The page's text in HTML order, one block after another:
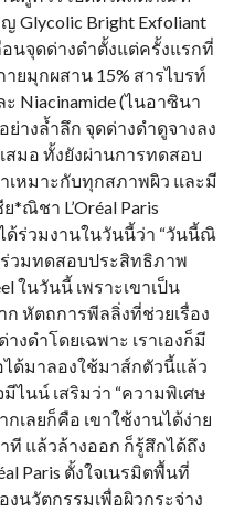
Glycolic Bright Exfoliant
นจุดด่างดำตั้งแต่ครั้งแรกที่
ยมุกผสาน 15% สารไบรท์
ะ Niacinamide (ไนอาซินา
างล้ำลึก จุดด่างดำดูจางลง
สมอ ทั้งยังผ่านการทดสอบ
เหมาะกับทุกสภาพผิว และมี
ณิชา L’Oréal Paris
ด้ร่วมงานในวันนี้ว่า “วันนี้ณิ
วมทดสอบประสิทธิภาพ
ในวันนี้ เพราะเขาเป็น
หัตถการพีลลิ่งที่ช่วยเรื่อง
งดำโดยเฉพาะ เราเองก็มี
ด้มาลองใช้มาส์กตัวนี้แล้ว
ไนน์ เสริมว่า “ความพิเศษ
ลยก็คือ เขาใช้งานได้ง่าย
ที แล้วล้างออก ก็รู้สึกได้ถึง
Paris ตั้งใจเนรมิตพื้นที่
นวัตกรรมเพื่อผิวกระจ่าง